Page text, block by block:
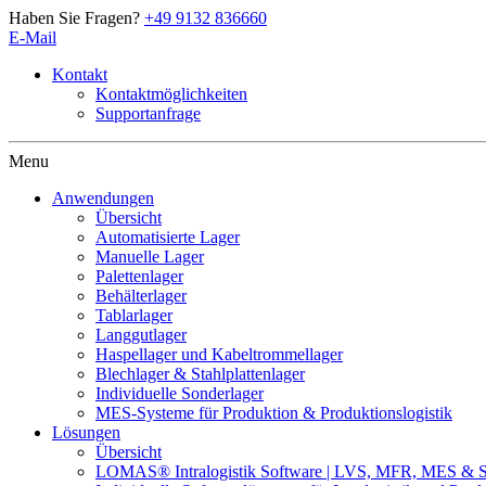
Haben Sie Fragen? +49 9132 836660
E-Mail
Kontakt
Kontaktmöglichkeiten
Supportanfrage
Artschwager + Kohl – Intralogistik Software, zur Startseite
Menu
Anwendungen
Übersicht
Automatisierte Lager
Manuelle Lager
Palettenlager
Behälterlager
Tablarlager
Langgutlager
Haspellager und Kabeltrommellager
Blechlager & Stahlplattenlager
Individuelle Sonderlager
MES-Systeme für Produktion & Produktionslogistik
Lösungen
Übersicht
LOMAS® Intralogistik Software | LVS, MFR, MES &